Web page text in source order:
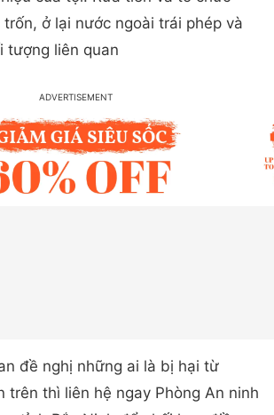
ở lại nước ngoài trái phép và
tượng liên quan
đề nghị những ai là bị hại từ
trên thì liên hệ ngay Phòng An ninh